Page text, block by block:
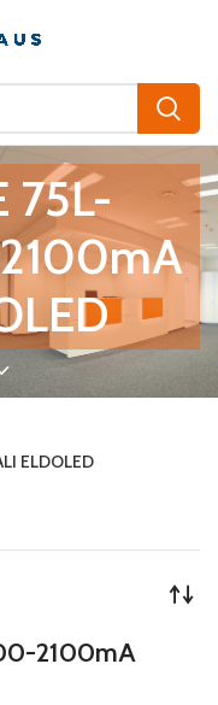
75L-
ELDOLED
2100mA